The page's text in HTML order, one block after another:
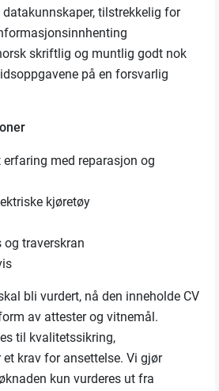
datakunnskaper, tilstrekkelig for
skriftlig og muntlig godt nok
på en forsvarlig
erfaring med reparasjon og
kjøretøy
og traverskran
bli vurdert, nå den inneholde CV
av attester og vitnemål.
til kvalitetssikring,
et krav for ansettelse. Vi gjør
kun vurderes ut fra